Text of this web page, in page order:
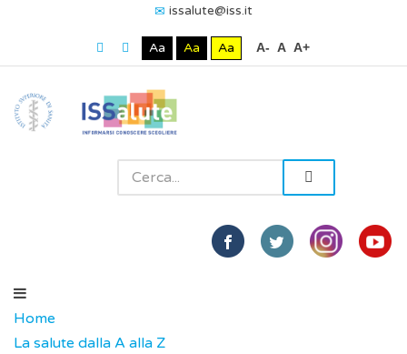
issalute@iss.it
Aa Aa Aa A- A A+
Home
La salute dalla A alla Z